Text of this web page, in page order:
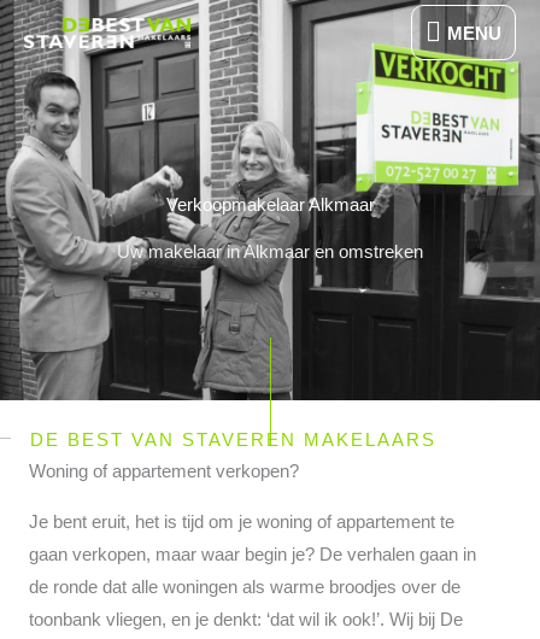
Ga
naar
de
inhoud
MENU
MENU
Verkoopmakelaar Alkmaar
Uw makelaar in Alkmaar en omstreken
DE BEST VAN STAVEREN MAKELAARS
Woning of appartement verkopen?
Je bent eruit, het is tijd om je woning of appartement te
gaan verkopen, maar waar begin je? De verhalen gaan in
de ronde dat alle woningen als warme broodjes over de
toonbank vliegen, en je denkt: ‘dat wil ik ook!’. Wij bij De